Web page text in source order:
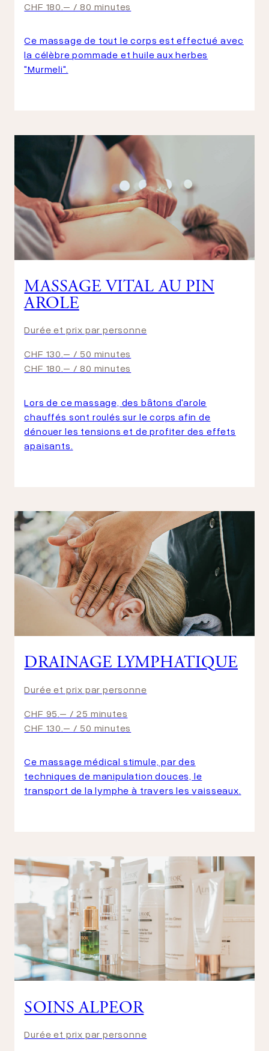
CHF 180.– / 80 minutes
Ce massage de tout le corps est effectué avec
la célèbre pommade et huile aux herbes
"Murmeli".
MASSAGE VITAL AU PIN
AROLE
Durée et prix par personne
CHF 130.– / 50 minutes
CHF 180.– / 80 minutes
Lors de ce massage, des bâtons d'arole
chauffés sont roulés sur le corps afin de
dénouer les tensions et de profiter des effets
apaisants.
DRAINAGE LYMPHATIQUE
Durée et prix par personne
CHF 95.– / 25 minutes
CHF 130.– / 50 minutes
Ce massage médical stimule, par des
techniques de manipulation douces, le
transport de la lymphe à travers les vaisseaux.
SOINS ALPEOR
Durée et prix par personne